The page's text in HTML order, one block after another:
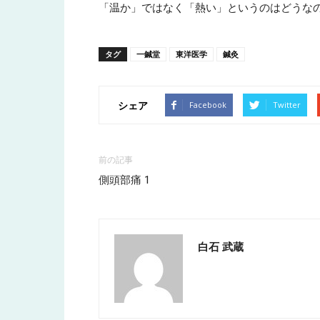
「温か」ではなく「熱い」というのはどうな
タグ 一鍼堂 東洋医学 鍼灸
シェア Facebook Twitter
前の記事
側頭部痛 1
白石 武蔵